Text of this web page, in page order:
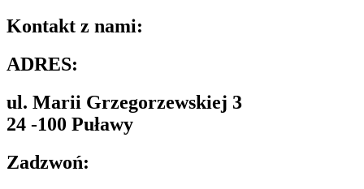
Kontakt z nami:
ADRES:
ul. Marii Grzegorzewskiej 3
24 -100 Puławy
Zadzwoń: